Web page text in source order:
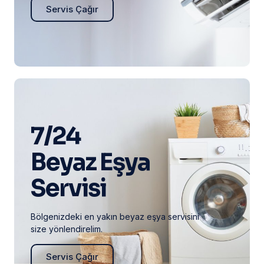
Servis Çağır
7/24
Beyaz Eşya
Servisi
Bölgenizdeki en yakın beyaz eşya servisini
size yönlendirelim.
Servis Çağır